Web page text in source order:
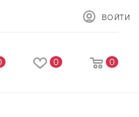
ВОЙТИ
0 0